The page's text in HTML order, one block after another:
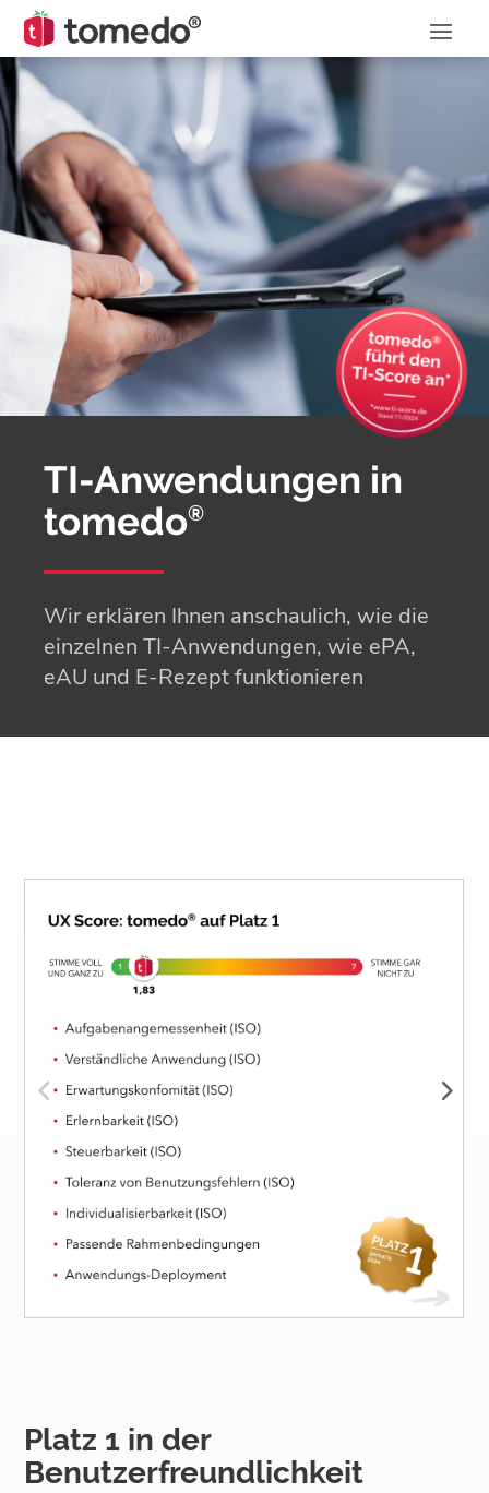
TI-Anwendungen in
tomedo®
Wir erklären Ihnen anschaulich, wie die
einzelnen TI-Anwendungen, wie ePA,
eAU und E-Rezept funktionieren
Platz 1 in der
Benutzerfreundlichkeit